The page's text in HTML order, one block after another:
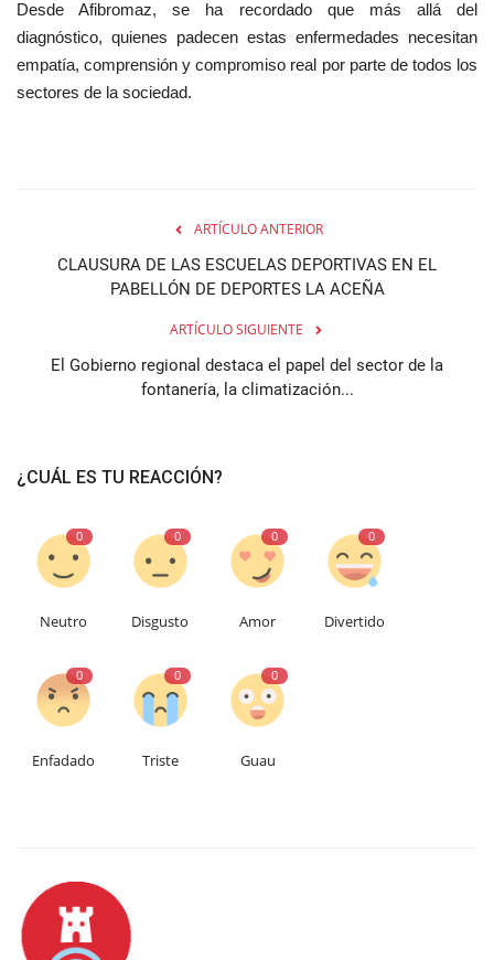
Desde Afibromaz, se ha recordado que más allá del
diagnóstico, quienes padecen estas enfermedades necesitan
empatía, comprensión y compromiso real por parte de todos los
sectores de la sociedad.
ARTÍCULO ANTERIOR
CLAUSURA DE LAS ESCUELAS DEPORTIVAS EN EL
PABELLÓN DE DEPORTES LA ACEÑA
ARTÍCULO SIGUIENTE
El Gobierno regional destaca el papel del sector de la
fontanería, la climatización...
¿CUÁL ES TU REACCIÓN?
0
Neutro
0
Disgusto
0
Amor
0
Divertido
0
Enfadado
0
Triste
0
Guau